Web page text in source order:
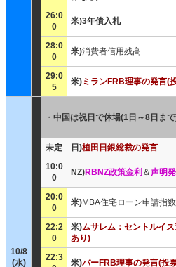
26:0
0
米)3年債入札
28:0
0
米)消費者信用残高
29:0
5
米) ミランFRB理事の発言(
10/8
(水)
・ 中国は祝日で休場(1日～8日ま
未定
日)植田日銀総裁の発言
10:0
0
NZ)RBNZ政策金利 ＆声明
20:0
0
米)MBA住宅ローン申請指数
22:2
0
米)ムサレム：セントルイ
あり)
22:3
米)バーFRB理事の発言(投